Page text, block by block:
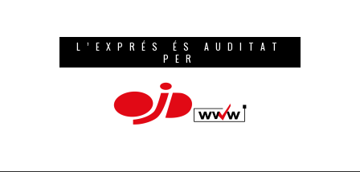
L’EXPRÉS ÉS AUDITAT
PER